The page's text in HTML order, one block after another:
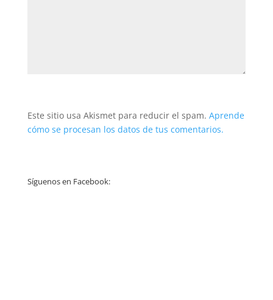
Este sitio usa Akismet para reducir el spam. Aprende
cómo se procesan los datos de tus comentarios.
Síguenos en Facebook: